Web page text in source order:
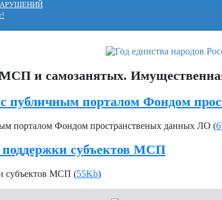
и самозанятых.
с публичным порталом Фондом
порталом Фондом пространственых данных ЛО (
субъектов МСП
субъектов МСП (55Kb)